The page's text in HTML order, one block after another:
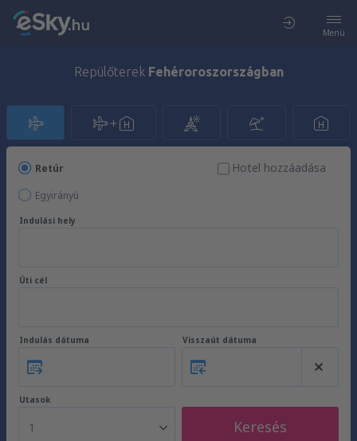
Menü
Repülőterek Fehéroroszországban
Retúr
Egyirányú
Hotel hozzáadása
Indulási hely
Úti cél
Indulás dátuma Visszaút dátuma
Utasok
1 Keresés